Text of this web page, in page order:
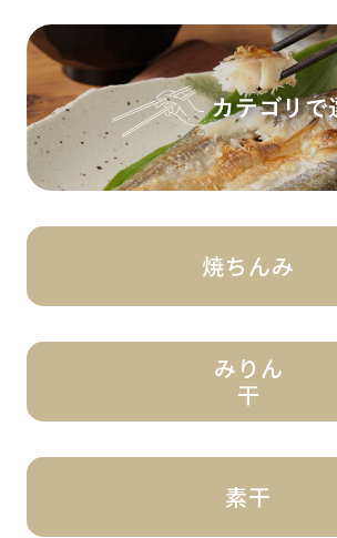
焼ちんみ
みりん
干
素干